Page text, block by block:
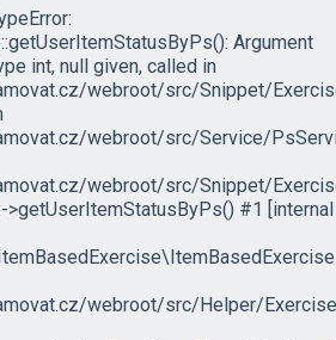
Argument
int, null given, called in
webroot/src/Snippet/
webroot/src/Service/
webroot/src/Snippet/
#1 [internal
webroot/src/Helper/